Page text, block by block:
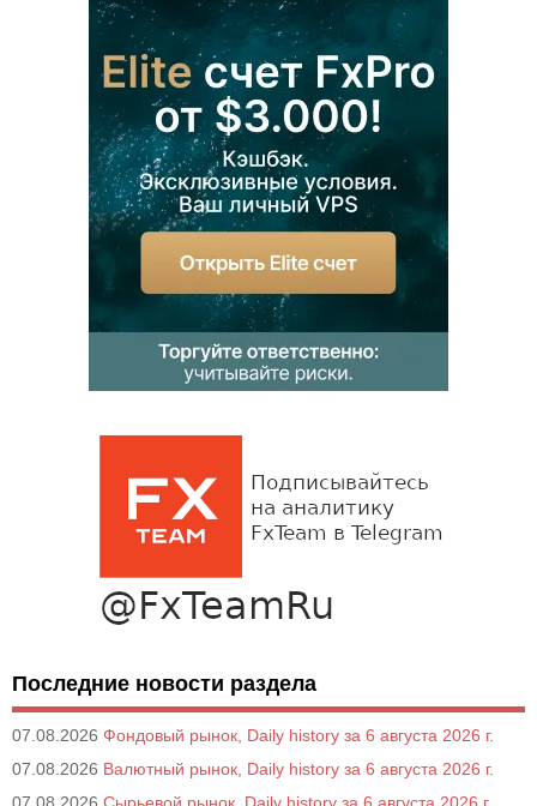
Последние новости раздела
07.08.2026 Фондовый рынок, Daily history за 6 августа 2026 г.
07.08.2026 Валютный рынок, Daily history за 6 августа 2026 г.